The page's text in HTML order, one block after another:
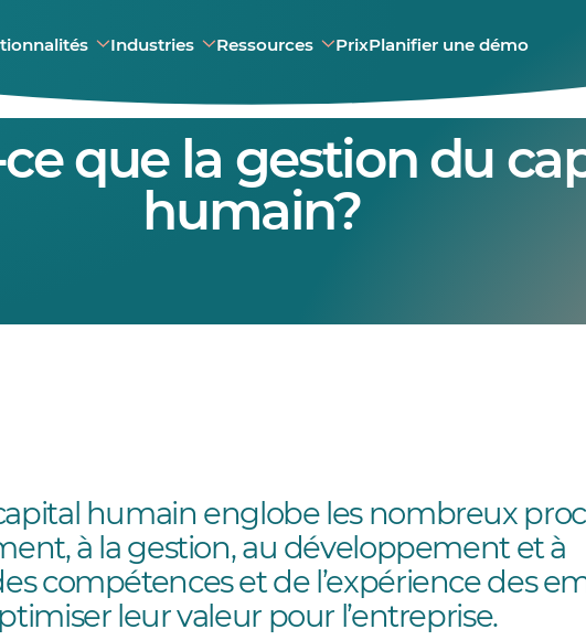
Industries Ressources PrixPlanifier une démo
ce que la gestion du
humain?
humain englobe les nombreux
à la gestion, au développement et à
compétences et de l’expérience des
leur valeur pour l’entreprise.